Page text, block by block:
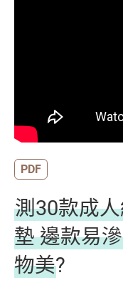
PDF
測30款成
墊 邊款易滲漏、易致敏? 最價廉
物美?